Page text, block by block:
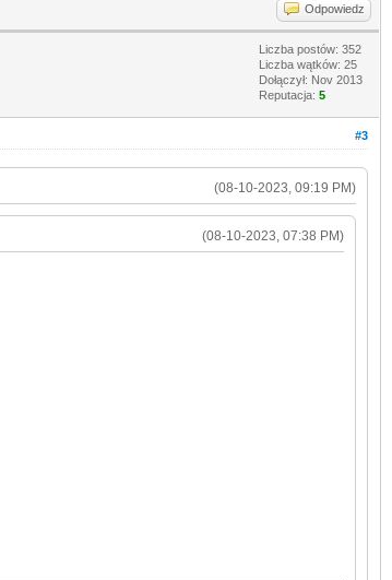
Odpowiedz
Liczba postów: 352
Liczba wątków: 25
Dołączył: Nov 2013
Reputacja: 5
#3
(08-10-2023, 09:19 PM)
(08-10-2023, 07:38 PM)